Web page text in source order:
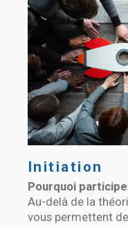
Initiation
Pourquoi
Au-delà de la
vous permettent de